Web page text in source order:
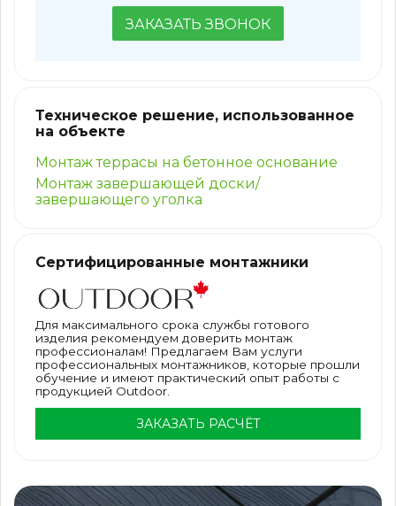
ЗАКАЗАТЬ ЗВОНОК
Техническое решение, использованное
на объекте
Монтаж террасы на бетонное основание
Монтаж завершающей доски/
завершающего уголка
Сертифицированные монтажники
Для максимального срока службы готового
изделия рекомендуем доверить монтаж
профессионалам! Предлагаем Вам услуги
профессиональных монтажников, которые прошли
обучение и имеют практический опыт работы с
продукцией Outdoor.
ЗАКАЗАТЬ РАСЧЁТ